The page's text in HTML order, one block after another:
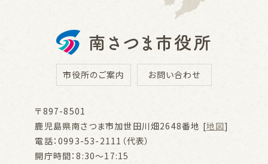
市役所のご案内 お問い合わせ
〒897-8501
鹿児島県南さつま市加世田川畑2648番地 [地図]
電話：0993-53-2111（代表）
開庁時間：8:30～17:15